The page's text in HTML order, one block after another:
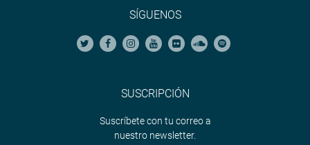
SÍGUENOS
SUSCRIPCIÓN
Suscríbete con tu correo a
nuestro newsletter.